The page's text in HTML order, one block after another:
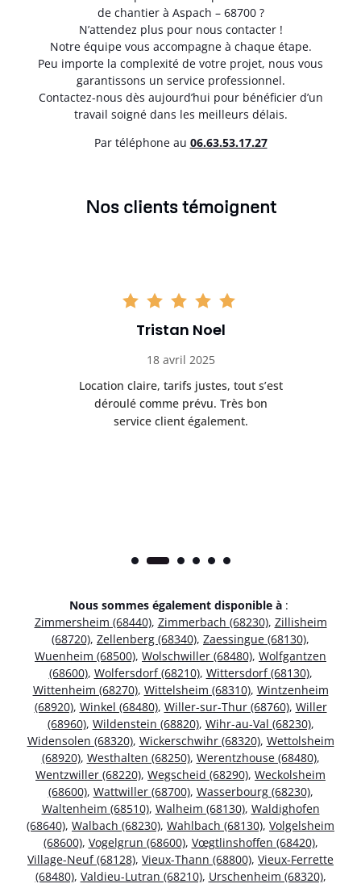
de chantier à Aspach – 68700 ?
N’attendez plus pour nous contacter !
Notre équipe vous accompagne à chaque étape.
Peu importe la complexité de votre projet, nous vous
garantissons un service professionnel.
Contactez-nous dès aujourd’hui pour bénéficier d’un
travail soigné dans les meilleurs délais.
Par téléphone au 06.63.53.17.27
Nos clients témoignent
Tristan Noel
18 avril 2025
Location claire, tarifs justes, tout s’est
déroulé comme prévu. Très bon
service client également.
Nous sommes également disponible à :
Zimmersheim (68440), Zimmerbach (68230), Zillisheim
(68720), Zellenberg (68340), Zaessingue (68130),
Wuenheim (68500), Wolschwiller (68480), Wolfgantzen
(68600), Wolfersdorf (68210), Wittersdorf (68130),
Wittenheim (68270), Wittelsheim (68310), Wintzenheim
(68920), Winkel (68480), Willer-sur-Thur (68760), Willer
(68960), Wildenstein (68820), Wihr-au-Val (68230),
Widensolen (68320), Wickerschwihr (68320), Wettolsheim
(68920), Westhalten (68250), Werentzhouse (68480),
Wentzwiller (68220), Wegscheid (68290), Weckolsheim
(68600), Wattwiller (68700), Wasserbourg (68230),
Waltenheim (68510), Walheim (68130), Waldighofen
(68640), Walbach (68230), Wahlbach (68130), Volgelsheim
(68600), Vogelgrun (68600), Vœgtlinshoffen (68420),
Village-Neuf (68128), Vieux-Thann (68800), Vieux-Ferrette
(68480), Valdieu-Lutran (68210), Urschenheim (68320),